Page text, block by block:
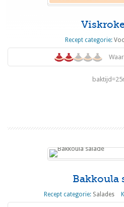
Recept categorie:
Bakkoula
Recept categorie: Salades